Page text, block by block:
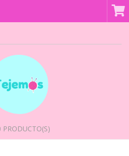
PRODUCTO(S)